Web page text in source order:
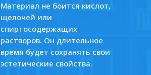
Материал не боится кислот,
щелочей или
спиртосодержащих
растворов. Он длительное
время будет сохранять свои
эстетические свойства.